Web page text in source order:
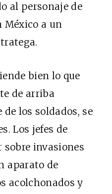
al personaje de
México a un
bien lo que
de arriba
los soldados, se
Los jefes de
sobre invasiones
aparato de
acolchonados y